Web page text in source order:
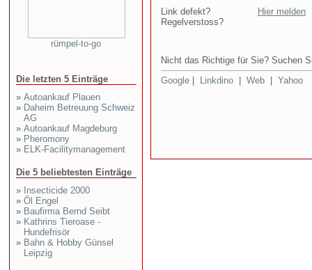
rümpel-to-go
Die letzten 5 Einträge
» Autoankauf Plauen
» Daheim Betreuung Schweiz
AG
» Autoankauf Magdeburg
» Pheromony
» ELK-Facilitymanagement
Die 5 beliebtesten Einträge
» Insecticide 2000
» Öl Engel
» Baufirma Bernd Seibt
» Kathrins Tieroase -
Hundefrisör
» Bahn & Hobby Günsel
Leipzig
Link defekt?
Regelverstoss?
Hier melden
Nicht das Richtige für Sie? Suchen
Google
Linkdino Web Yahoo